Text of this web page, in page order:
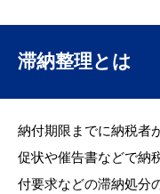
滞納整理とは
納付期限までに納税者
促状や催告書などで納
付要求などの滞納処分